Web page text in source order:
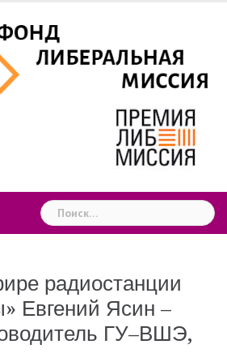
Найти:
радиостанции
Евгений Ясин –
ГУ–ВШЭ,